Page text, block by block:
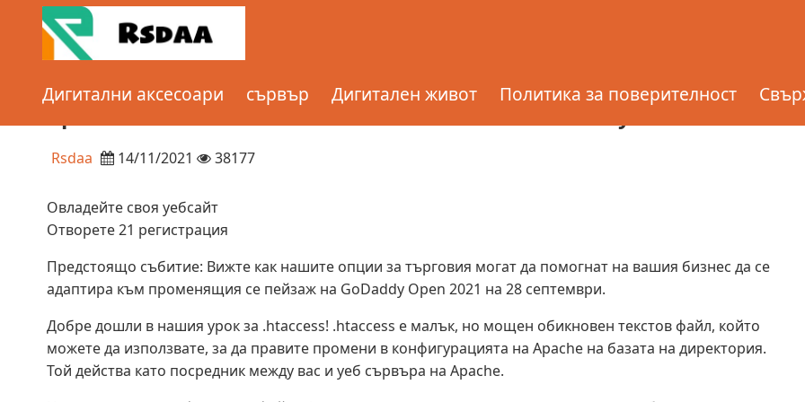
Дигитални аксесоари сървър Дигитален живот Политика за поверителност
Урок за .htaccess и измамен лист – блог на GoDaddy
Rsdaa 14/11/2021 38177
Овладейте своя уебсайт
Отворете 21 регистрация
Предстоящо събитие: Вижте как нашите опции за търговия могат да помогнат на вашия бизнес да се
адаптира към променящия се пейзаж на GoDaddy Open 2021 на 28 септември.
Добре дошли в нашия урок за .htaccess! .htaccess е малък, но мощен обикновен текстов файл, който
можете да използвате, за да правите промени в конфигурацията на Apache на базата на директория.
Той действа като посредник между вас и уеб сървъра на Apache.